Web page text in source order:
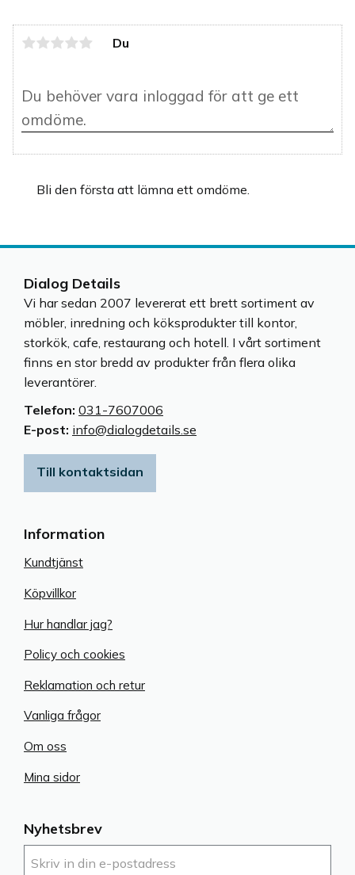
Du
Bli den första att lämna ett omdöme.
Nyhetsbrev
Information
Kundtjänst
Köpvillkor
Hur handlar jag?
Policy och cookies
Reklamation och retur
Vanliga frågor
Om oss
Mina sidor
Dialog Details
Vi har sedan 2007 levererat ett brett sortiment av
möbler, inredning och köksprodukter till kontor,
storkök, cafe, restaurang och hotell. I vårt sortiment
finns en stor bredd av produkter från flera olika
leverantörer.
Telefon: 031-7607006
E-post: info@dialogdetails.se
Till kontaktsidan